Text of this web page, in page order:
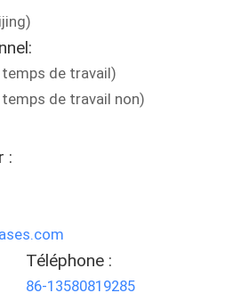
de travail)
de travail non)
:
Téléphone :
86-13580819285